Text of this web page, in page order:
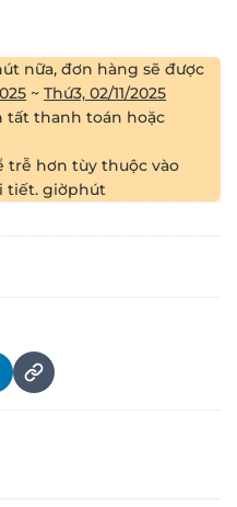
nữa, đơn hàng sẽ được
~ Thứ3, 02/11/2025
tất thanh toán hoặc
trễ hơn tùy thuộc vào
tiết. giờphút